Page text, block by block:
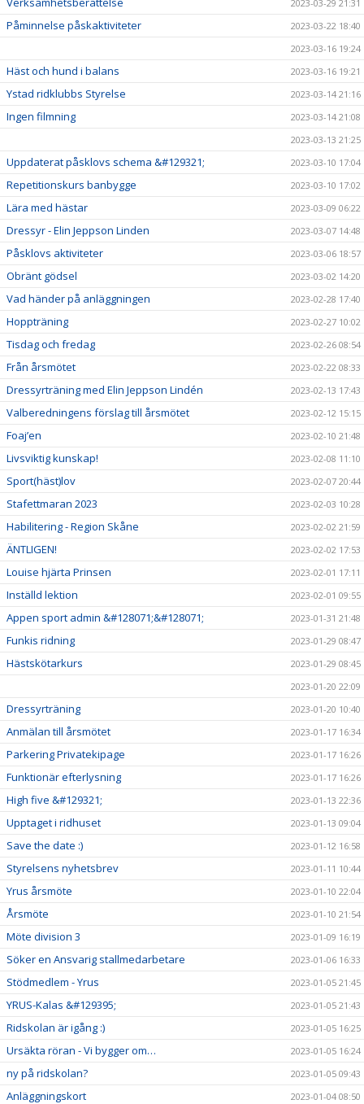
2023-03-29 21:31
Påminnelse påskaktiviteter
2023-03-22 18:40
2023-03-16 19:24
Häst och hund i balans 2023-03-16 19:21
Ystad ridklubbs Styrelse 2023-03-14 21:16
Ingen filmning
2023-03-14 21:08
2023-03-13 21:25
Uppdaterat påsklovs schema &#129321; 2023-03-10 17:04
Repetitionskurs banbygge 2023-03-10 17:02
Lära med hästar 2023-03-09 06:22
Dressyr - Elin Jeppson Linden 2023-03-07 14:48
Påsklovs aktiviteter 2023-03-06 18:57
Obränt gödsel 2023-03-02 14:20
Vad händer på anläggningen 2023-02-28 17:40
Hoppträning 2023-02-27 10:02
Tisdag och fredag 2023-02-26 08:54
Från årsmötet 2023-02-22 08:33
Dressyrträning med Elin Jeppson Lindén 2023-02-13 17:43
Valberedningens förslag till årsmötet 2023-02-12 15:15
Foaj’en 2023-02-10 21:48
Livsviktig kunskap! 2023-02-08 11:10
Sport(häst)lov 2023-02-07 20:44
Stafettmaran 2023 2023-02-03 10:28
Habilitering - Region Skåne 2023-02-02 21:59
ÄNTLIGEN! 2023-02-02 17:53
Louise hjärta Prinsen 2023-02-01 17:11
Inställd lektion 2023-02-01 09:55
Appen sport admin &#128071;&#128071; 2023-01-31 21:48
Funkis ridning 2023-01-29 08:47
Hästskötarkurs
2023-01-29 08:45
2023-01-20 22:09
Dressyrträning 2023-01-20 10:40
Anmälan till årsmötet 2023-01-17 16:34
Parkering Privatekipage 2023-01-17 16:26
Funktionär efterlysning 2023-01-17 16:26
High five &#129321; 2023-01-13 22:36
Upptaget i ridhuset 2023-01-13 09:04
Save the date :) 2023-01-12 16:58
Styrelsens nyhetsbrev 2023-01-11 10:44
Yrus årsmöte 2023-01-10 22:04
Årsmöte 2023-01-10 21:54
Möte division 3 2023-01-09 16:19
Söker en Ansvarig stallmedarbetare 2023-01-06 16:33
Stödmedlem - Yrus 2023-01-05 21:45
YRUS-Kalas &#129395; 2023-01-05 21:43
Ridskolan är igång :) 2023-01-05 16:25
Ursäkta röran - Vi bygger om… 2023-01-05 16:24
ny på ridskolan? 2023-01-05 09:43
Anläggningskort 2023-01-04 08:50